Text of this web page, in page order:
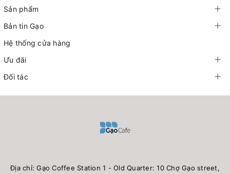
Sản phẩm
Bản tin Gạo
Hệ thống cửa hàng
Ưu đãi
Đối tác
Địa chỉ: Gạo Coffee Station 1 - Old Quarter: 10 Chợ Gạo street,